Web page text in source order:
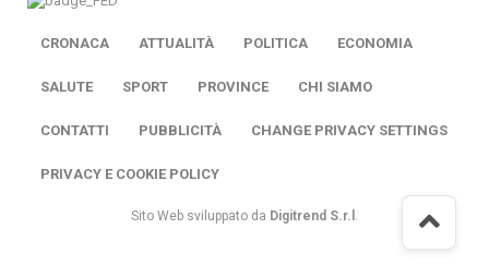
CRONACA ATTUALITÀ POLITICA ECONOMIA
SALUTE SPORT PROVINCE CHI SIAMO
CONTATTI PUBBLICITÀ CHANGE PRIVACY SETTINGS
PRIVACY E COOKIE POLICY
Sito Web sviluppato da Digitrend S.r.l .